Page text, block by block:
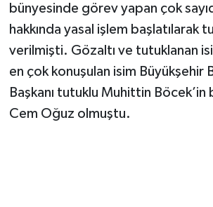
bünyesinde görev yapan çok
hakkında yasal işlem başlatılarak
verilmişti. Gözaltı ve tutuklanan
en çok konuşulan isim Büyükşehir
Başkanı tutuklu Muhittin Böcek’in
Cem Oğuz olmuştu.